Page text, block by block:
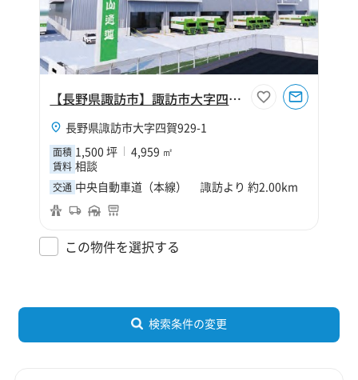
【長野県諏訪市】諏訪市大字四賀1500坪倉庫（寄託）
長野県諏訪市大字四賀929-1
面積 1,500 坪 4,959 ㎡
賃料 相談
交通 中央自動車道（本線） 諏訪より 約2.00km
この物件を選択する
検索条件の変更